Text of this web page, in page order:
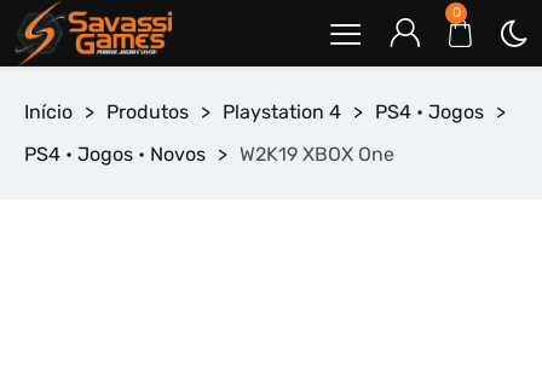
0
Início > Produtos > Playstation 4 > PS4 • Jogos >
PS4 • Jogos • Novos > W2K19 XBOX One